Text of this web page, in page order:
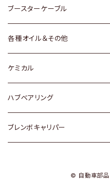
レクサス
スバル
マツダ
三菱
スバル
スバル
ダイハツ
マツダ
ダイハツ
マツダ
スバル
トヨタ
ホンダ
スズキ
日産
ダイハツ
ブースターケーブル
各種オイル＆その他
ディーデル洗浄添加剤
ケミカル
ハブベアリング
トヨタ
ブレンボキャリパー
© 自動車部品